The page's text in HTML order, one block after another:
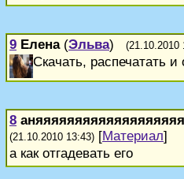
9 Елена(Эльва) (21.10.2010
Скачать, распечатать и
8
(21.10.2010 13:43) [Материал]
а как отгадевать его